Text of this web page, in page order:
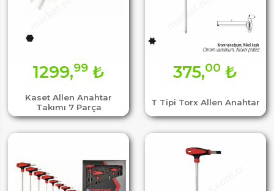
Kaset Allen Anahtar
Takımı 7 Parça
1299,99 ₺
T Tipi Torx Allen Anahtar
375,00 ₺